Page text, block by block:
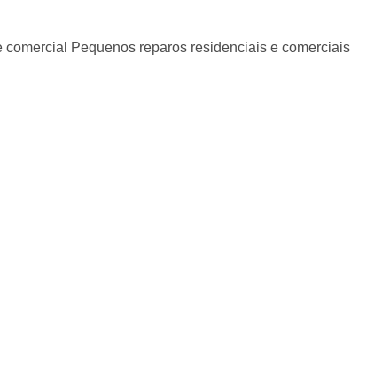
Pequenos reparos residenciais e comerciais